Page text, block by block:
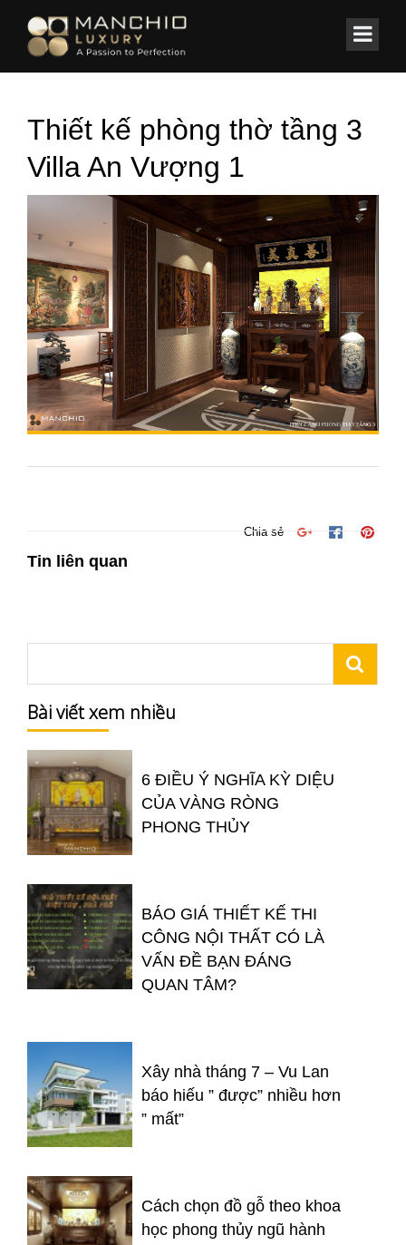
Home/BIỆT THỰ/ Biệt Thự An Vượng 180m2
Thiết kế phòng thờ tầng 3
Villa An Vượng 1
Chia sẻ
Tin liên quan
Bài viết xem nhiều
6 ĐIỀU Ý NGHĨA KỲ DIỆU
CỦA VÀNG RÒNG
PHONG THỦY
BÁO GIÁ THIẾT KẾ THI
CÔNG NỘI THẤT CÓ LÀ
VẤN ĐỀ BẠN ĐÁNG
QUAN TÂM?
Xây nhà tháng 7 – Vu Lan
báo hiếu ” được” nhiều hơn
” mất”
Cách chọn đồ gỗ theo khoa
học phong thủy ngũ hành